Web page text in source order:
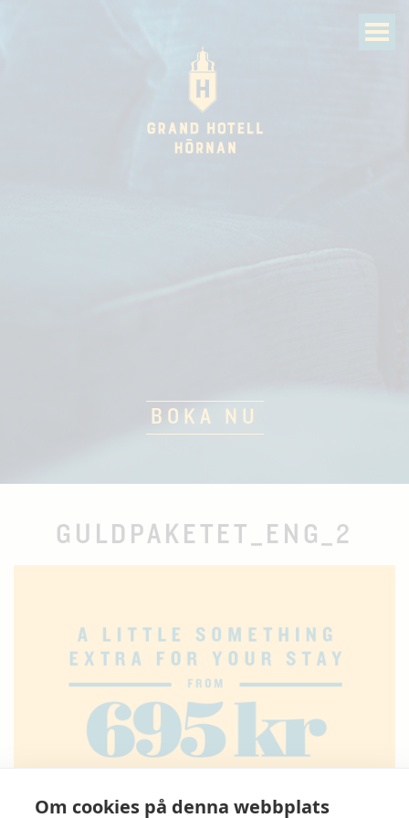
Om cookies på denna webbplats
BOKA NU
GULDPAKETET_ENG_2